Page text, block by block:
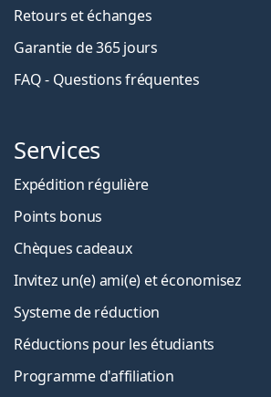
Retours et échanges
Garantie de 365 jours
FAQ - Questions fréquentes
Services
Expédition régulière
Points bonus
Chèques cadeaux
Invitez un(e) ami(e) et économisez
Systeme de réduction
Réductions pour les étudiants
Programme d'affiliation